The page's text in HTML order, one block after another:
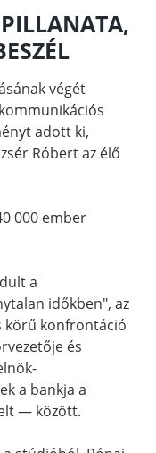
végét
adott ki,
Róbert az élő
000 ember
a
időkben", az
körű konfrontáció
és
a bankja a
— között.